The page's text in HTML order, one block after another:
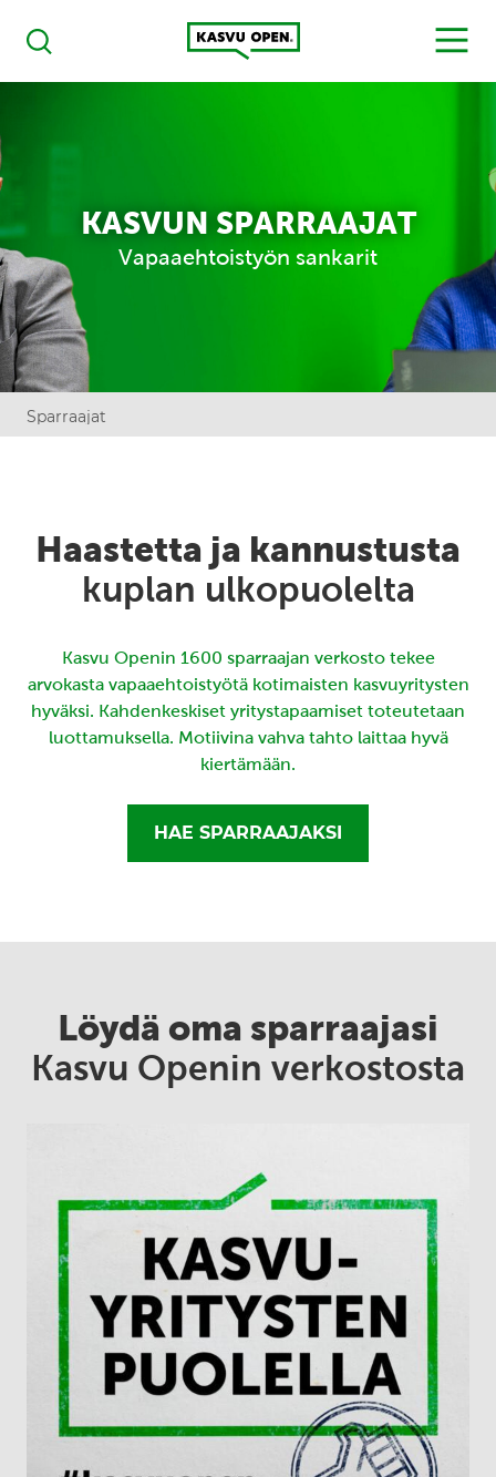
Haku
Kasvu Open
MENU
KASVUN SPARRAAJAT
Vapaaehtoistyön sankarit
Sparraajat
Haastetta ja kannustusta
kuplan ulkopuolelta
Kasvu Openin 1600 sparraajan verkosto tekee
arvokasta vapaaehtoistyötä kotimaisten kasvuyritysten
hyväksi. Kahdenkeskiset yritystapaamiset toteutetaan
luottamuksella. Motiivina vahva tahto laittaa hyvä
kiertämään.
HAE SPARRAAJAKSI
Löydä oma sparraajasi
Kasvu Openin verkostosta